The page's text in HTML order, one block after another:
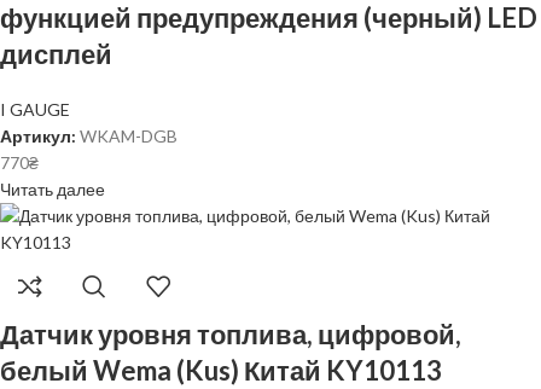
функцией предупреждения (черный) LED
дисплей
I GAUGE
Артикул: WKAM-DGB
770₴
Читать далее
Датчик уровня топлива, цифровой,
белый Wema (Kus) Китай KY10113